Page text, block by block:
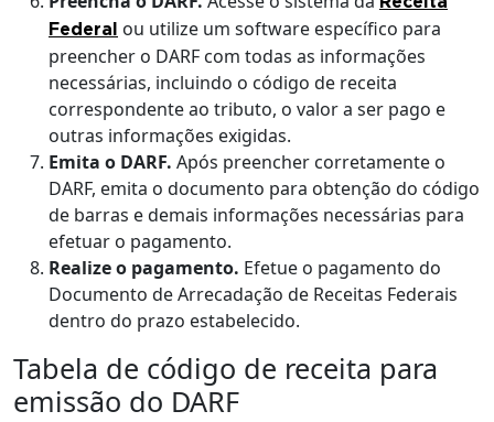
Federal ou utilize um software específico para
preencher o DARF com todas as informações
necessárias, incluindo o código de receita
correspondente ao tributo, o valor a ser pago e
outras informações exigidas.
Emita o DARF. Após preencher corretamente o
DARF, emita o documento para obtenção do código
de barras e demais informações necessárias para
efetuar o pagamento.
Realize o pagamento. Efetue o pagamento do
Documento de Arrecadação de Receitas Federais
dentro do prazo estabelecido.
Tabela de código de receita para
emissão do DARF